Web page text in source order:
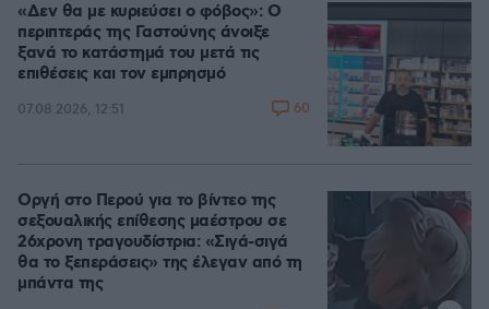
«Δεν θα με κυριεύσει ο φόβος»: Ο
περιπτεράς της Γαστούνης άνοιξε
ξανά το κατάστημά του μετά τις
επιθέσεις και τον εμπρησμό
07.08.2026, 12:51 60
Οργή στο Περού για το βίντεο της
σεξουαλικής επίθεσης μαέστρου σε
26χρονη τραγουδίστρια: «Σιγά-σιγά
θα το ξεπεράσεις» της έλεγαν από τη
μπάντα της